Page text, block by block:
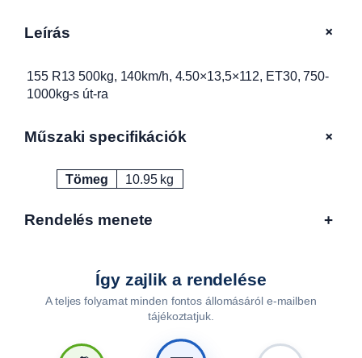
0
k
g
1
4
/
Leírás +
155 R13 500kg, 140km/h, 4.50×13,5×112, ET30, 750-
1000kg-s út-ra
Műszaki specifikációk +
Attribútumok Érték
Tömeg 10.95 kg
Rendelés menete +
Így zajlik a rendelése
A teljes folyamat minden fontos állomásáról e-mailben
tájékoztatjuk.